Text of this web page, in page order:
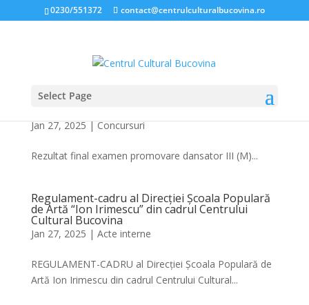
0230/551372 contact@centrulculturalbucovina.ro
Select Page
Rezultat final examen promovare dansator III
Jan 27, 2025|Concursuri
Rezultat final examen promovare dansator III (M)...
Regulament-cadru al Direcției Școala Populară
de Artă “Ion Irimescu” din cadrul Centrului
Cultural Bucovina
Jan 27, 2025 | Acte interne
REGULAMENT-CADRU al Direcției Școala Populară de
Artă Ion Irimescu din cadrul Centrului Cultural...